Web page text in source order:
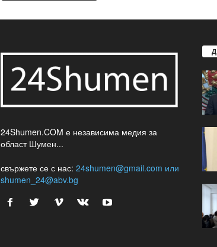
24Shumen.COM е независима медия за
област Шумен...
свържете се с нас: 24shumen@gmail.com или
shumen_24@abv.bg